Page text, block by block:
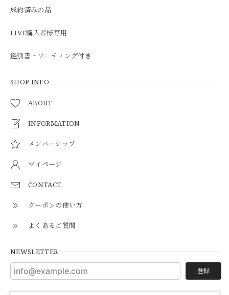
成約済みの品
LIVE購入者様専用
鑑別書・ソーティング付き
SHOP INFO
ABOUT
INFORMATION
メンバーシップ
マイページ
CONTACT
クーポンの使い方
よくあるご質問
NEWSLETTER
登録